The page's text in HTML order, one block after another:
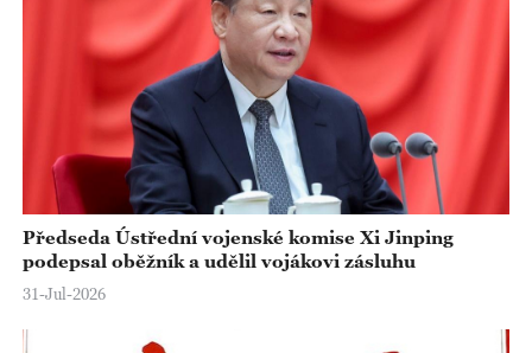
Předseda Ústřední vojenské komise Xi Jinping
podepsal oběžník a udělil vojákovi zásluhu
31-Jul-2026